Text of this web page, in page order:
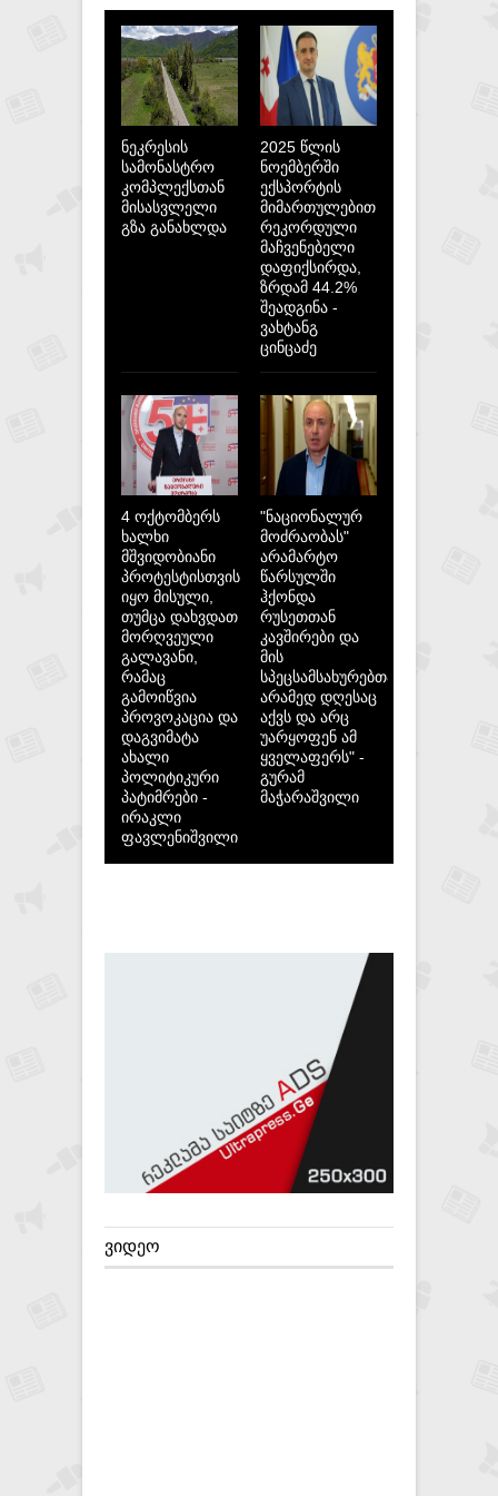
ნეკრესის
სამონასტრო
კომპლექსთან
მისასვლელი
გზა განახლდა
2025 წლის
ნოემბერში
ექსპორტის
მიმართულებით
რეკორდული
მაჩვენებელი
დაფიქსირდა,
ზრდამ 44.2%
შეადგინა -
ვახტანგ
ცინცაძე
4 ოქტომბერს
ხალხი
მშვიდობიანი
პროტესტისთვის
იყო მისული,
თუმცა დახვდათ
მორღვეული
გალავანი,
რამაც
გამოიწვია
პროვოკაცია და
დაგვიმატა
ახალი
პოლიტიკური
პატიმრები -
ირაკლი
ფავლენიშვილი
"ნაციონალურ
მოძრაობას"
არამარტო
წარსულში
ჰქონდა
რუსეთთან
კავშირები და
მის
სპეცსამსახურებთან,
არამედ დღესაც
აქვს და არც
უარყოფენ ამ
ყველაფერს" -
გურამ
მაჭარაშვილი
ᲕᲘᲓᲔᲝ